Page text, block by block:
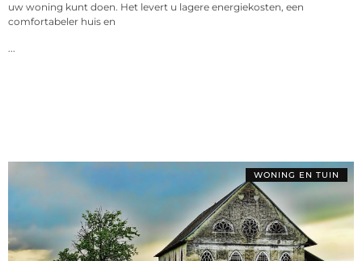
uw woning kunt doen. Het levert u lagere energiekosten, een
comfortabeler huis en
WONING EN TUIN